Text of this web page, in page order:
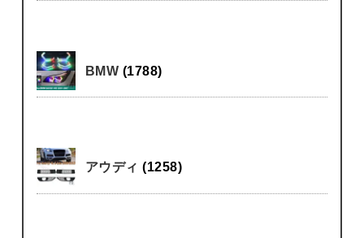
BMW (1788)
アウディ(1258)